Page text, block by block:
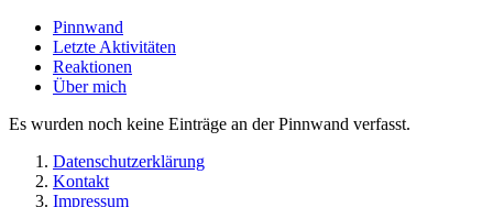
Pinnwand
Letzte Aktivitäten
Reaktionen
Über mich
Es wurden noch keine Einträge an der Pinnwand verfasst.
Datenschutzerklärung
Kontakt
Impressum